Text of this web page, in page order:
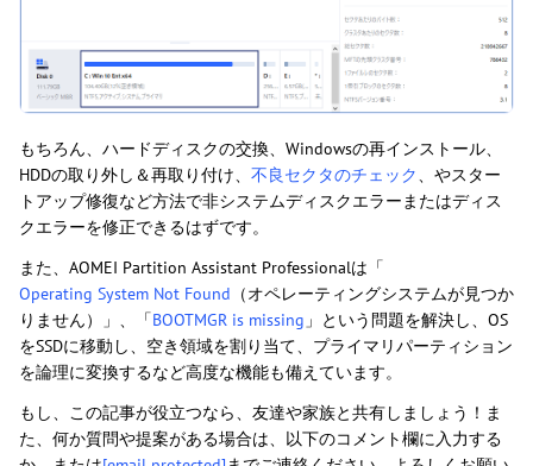
もちろん、ハードディスクの交換、Windowsの再インストール、
HDDの取り外し＆再取り付け、 不良セクタのチェック、やスター
トアップ修復など方法で非システムディスクエラーまたはディス
クエラーを修正できるはずです。
また、AOMEI Partition Assistant Professionalは「
Operating System Not Found （オペレーティングシステムが見つか
りません）」、「BOOTMGR is missing 」という問題を解決し、OS
をSSDに移動し、空き領域を割り当て、プライマリパーティション
を論理に変換するなど高度な機能も備えています。
もし、この記事が役立つなら、友達や家族と共有しましょう！ま
た、何か質問や提案がある場合は、以下のコメント欄に入力する